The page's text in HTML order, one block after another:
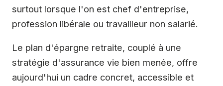
surtout lorsque l'on est chef d'entreprise,
profession libérale ou travailleur non salarié.
Le plan d'épargne retraite, couplé à une
stratégie d'assurance vie bien menée, offre
aujourd'hui un cadre concret, accessible et